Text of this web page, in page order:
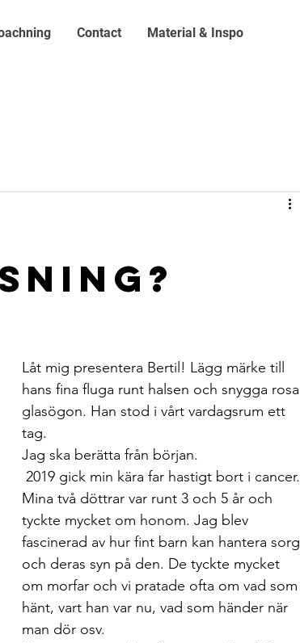
Contact Material & Inspo
Låt mig presentera Bertil! Lägg märke till
hans fina fluga runt halsen och snygga rosa
glasögon. Han stod i vårt vardagsrum ett
tag.
Jag ska berätta från början.
Mina två döttrar var runt 3 och 5 år och
tyckte mycket om honom. Jag blev
fascinerad av hur fint barn kan hantera sorg
och deras syn på den. De tyckte mycket
om morfar och vi pratade ofta om vad som
hänt, vart han var nu, vad som händer när
man dör osv.